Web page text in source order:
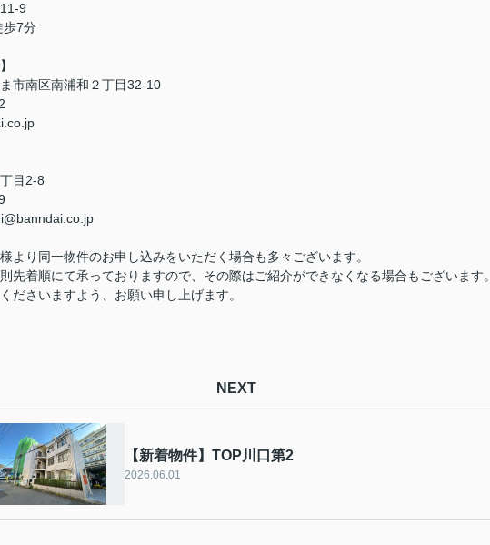
9
歩7分
市南区南浦和２丁目32-10
目2-8
より同一物件のお申し込みをいただく場合も多々ございます。
先着順にて承っておりますので、その際はご紹介ができなくなる場合もございます。
ださいますよう、お願い申し上げます。
NEXT
【新着物件】TOP川口第2
2026.06.01